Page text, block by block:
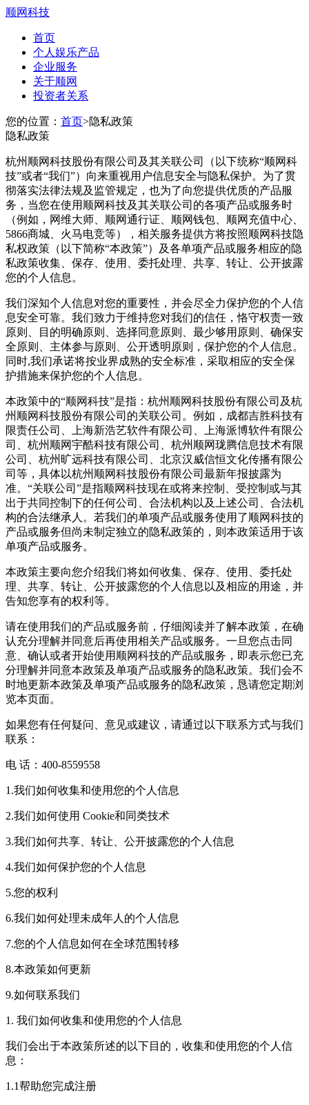
顺网科技
首页
个人娱乐产品
企业服务
关于顺网
投资者关系
您的位置： 首页>隐私政策
隐私政策
杭州顺网科技股份有限公司及其关联公司（以下统称“顺网科
技”或者“我们”）向来重视用户信息安全与隐私保护。为了贯
彻落实法律法规及监管规定，也为了向您提供优质的产品服
务，当您在使用顺网科技及其关联公司的各项产品或服务时
（例如，网维大师、顺网通行证、顺网钱包、顺网充值中心、
5866商城、火马电竞等），相关服务提供方将按照顺网科技隐
私权政策（以下简称“本政策”）及各单项产品或服务相应的隐
私政策收集、保存、使用、委托处理、共享、转让、公开披露
您的个人信息。
我们深知个人信息对您的重要性，并会尽全力保护您的个人信
息安全可靠。我们致力于维持您对我们的信任，恪守权责一致
原则、目的明确原则、选择同意原则、最少够用原则、确保安
全原则、主体参与原则、公开透明原则，保护您的个人信息。
同时,我们承诺将按业界成熟的安全标准，采取相应的安全保
护措施来保护您的个人信息。
本政策中的“顺网科技”是指：杭州顺网科技股份有限公司及杭
州顺网科技股份有限公司的关联公司。例如，成都吉胜科技有
限责任公司、上海新浩艺软件有限公司、上海派博软件有限公
司、杭州顺网宇酷科技有限公司、杭州顺网珑腾信息技术有限
公司、杭州旷远科技有限公司、北京汉威信恒文化传播有限公
司等，具体以杭州顺网科技股份有限公司最新年报披露为
准。“关联公司”是指顺网科技现在或将来控制、受控制或与其
出于共同控制下的任何公司、合法机构以及上述公司、合法机
构的合法继承人。若我们的单项产品或服务使用了顺网科技的
产品或服务但尚未制定独立的隐私政策的，则本政策适用于该
单项产品或服务。
本政策主要向您介绍我们将如何收集、保存、使用、委托处
理、共享、转让、公开披露您的个人信息以及相应的用途，并
告知您享有的权利等。
请在使用我们的产品或服务前，仔细阅读并了解本政策，在确
认充分理解并同意后再使用相关产品或服务。一旦您点击同
意、确认或者开始使用顺网科技的产品或服务，即表示您已充
分理解并同意本政策及单项产品或服务的隐私政策。我们会不
时地更新本政策及单项产品或服务的隐私政策，恳请您定期浏
览本页面。
如果您有任何疑问、意见或建议，请通过以下联系方式与我们
联系：
电 话：400-8559558
1.我们如何收集和使用您的个人信息
2.我们如何使用 Cookie和同类技术
3.我们如何共享、转让、公开披露您的个人信息
4.我们如何保护您的个人信息
5.您的权利
6.我们如何处理未成年人的个人信息
7.您的个人信息如何在全球范围转移
8.本政策如何更新
9.如何联系我们
1. 我们如何收集和使用您的个人信息
我们会出于本政策所述的以下目的，收集和使用您的个人信
息：
1.1帮助您完成注册